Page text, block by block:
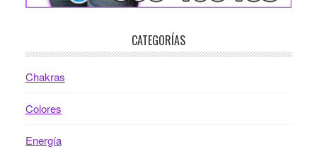
CATEGORÍAS
Chakras
Colores
Energía